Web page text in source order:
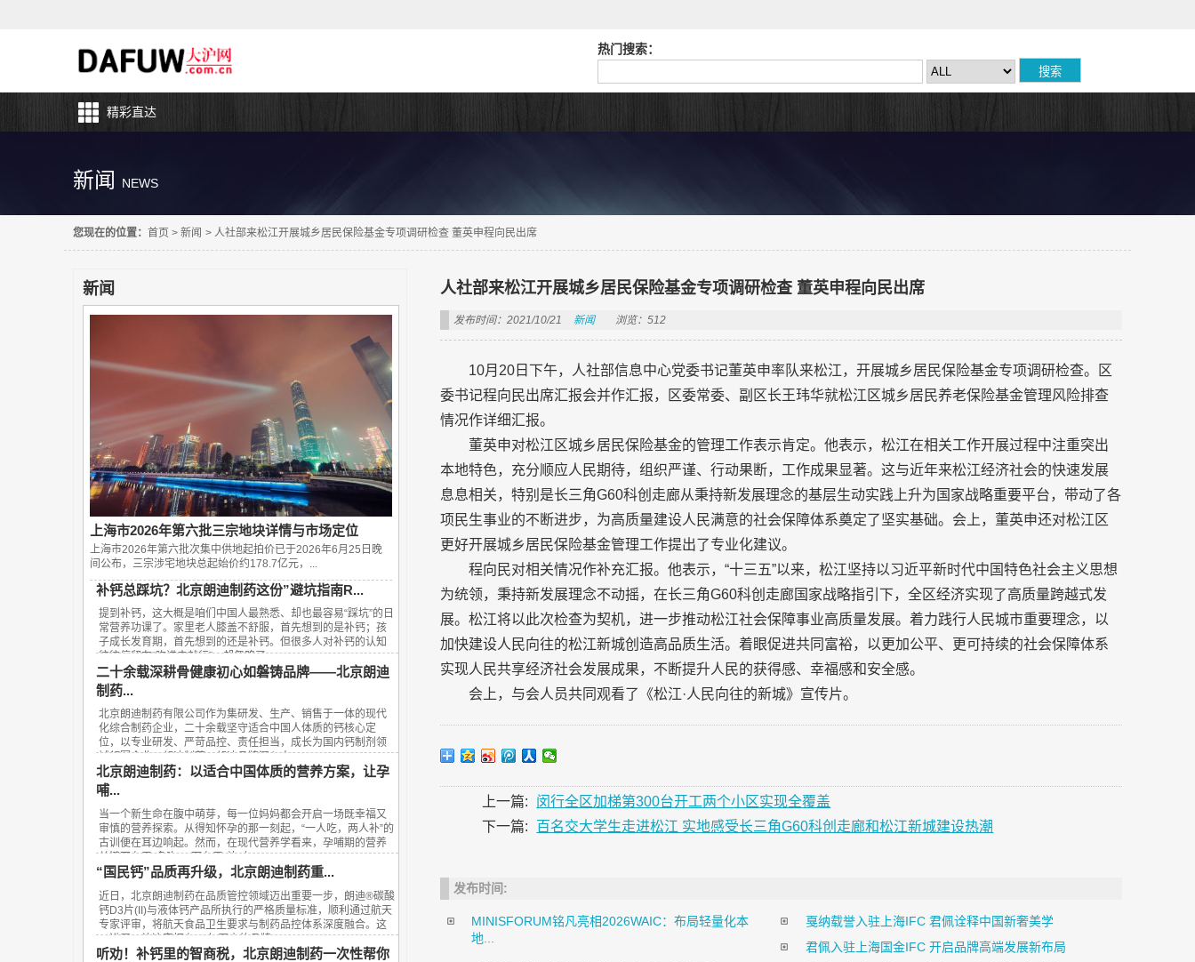
热门搜索：
精彩直达
新闻 NEWS
您现在的位置： 首页 > 新闻 > 人社部来松江开展城乡居民保险基金专项调研检查 董英申程向民出席
新闻
上海市2026年第六批三宗地块详情与市场定位
上海市2026年第六批次集中供地起拍价已于2026年6月25日晚
间公布，‌三宗涉宅地块总起始价约178.7亿元‌，...
补钙总踩坑？北京朗迪制药这份”避坑指南R...
提到补钙，这大概是咱们中国人最熟悉、却也最容易“踩坑”的日
常营养功课了。家里老人膝盖不舒服，首先想到的是补钙；孩
子成长发育期，首先想到的还是补钙。但很多人对补钙的认知
往往停留在“吃进去就行”，却忽略了...
二十余载深耕骨健康初心如磐铸品牌——北京朗迪
制药...
北京朗迪制药有限公司作为集研发、生产、销售于一体的现代
化综合制药企业，二十余载坚守适合中国人体质的钙核心定
位，以专业研发、严苛品控、责任担当，成长为国内钙制剂领
域领军企业，朗迪制药、朗迪品牌深入人...
北京朗迪制药：以适合中国体质的营养方案，让孕
哺...
当一个新生命在腹中萌芽，每一位妈妈都会开启一场既幸福又
审慎的营养探索。从得知怀孕的那一刻起，“一人吃，两人补”的
古训便在耳边响起。然而，在现代营养学看来，孕哺期的营养
关键不在于“多吃”，而在于“补对”。...
“国民钙”品质再升级，北京朗迪制药重...
近日，北京朗迪制药在品质管控领域迈出重要一步，朗迪®碳酸
钙D3片(II)与液体钙产品所执行的严格质量标准，顺利通过航天
专家评审，将航天食品卫生要求与制药品控体系深度融合。这
一进展，让这家拥有23年历史的品牌...
听劝！补钙里的智商税，北京朗迪制药一次性帮你
人社部来松江开展城乡居民保险基金专项调研检查 董英申程向民出席
发布时间：2021/10/21 新闻 浏览：512
10月20日下午，人社部信息中心党委书记董英申率队来松江，开展城乡居民保险基金专项调研检查。区
委书记程向民出席汇报会并作汇报，区委常委、副区长王玮华就松江区城乡居民养老保险基金管理风险排查
情况作详细汇报。
董英申对松江区城乡居民保险基金的管理工作表示肯定。他表示，松江在相关工作开展过程中注重突出
本地特色，充分顺应人民期待，组织严谨、行动果断，工作成果显著。这与近年来松江经济社会的快速发展
息息相关，特别是长三角G60科创走廊从秉持新发展理念的基层生动实践上升为国家战略重要平台，带动了各
项民生事业的不断进步，为高质量建设人民满意的社会保障体系奠定了坚实基础。会上，董英申还对松江区
更好开展城乡居民保险基金管理工作提出了专业化建议。
程向民对相关情况作补充汇报。他表示，“十三五”以来，松江坚持以习近平新时代中国特色社会主义思想
为统领，秉持新发展理念不动摇，在长三角G60科创走廊国家战略指引下，全区经济实现了高质量跨越式发
展。松江将以此次检查为契机，进一步推动松江社会保障事业高质量发展。着力践行人民城市重要理念，以
加快建设人民向往的松江新城创造高品质生活。着眼促进共同富裕，以更加公平、更可持续的社会保障体系
实现人民共享经济社会发展成果，不断提升人民的获得感、幸福感和安全感。
会上，与会人员共同观看了《松江·人民向往的新城》宣传片。
上一篇:
闵行全区加梯第300台开工两个小区实现全覆盖
下一篇:
百名交大学生走进松江 实地感受长三角G60科创走廊和松江新城建设热潮
发布时间:
MINISFORUM铭凡亮相2026WAIC：布局轻量化本
地...
戛纳载誉入驻上海IFC 君佩诠释中国新奢美学
君佩入驻上海国金IFC 开启品牌高端发展新布局